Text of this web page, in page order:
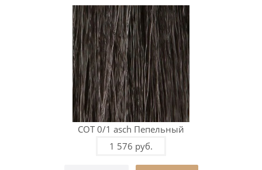
COT 0/1 asch Пепельный
1 576 руб.